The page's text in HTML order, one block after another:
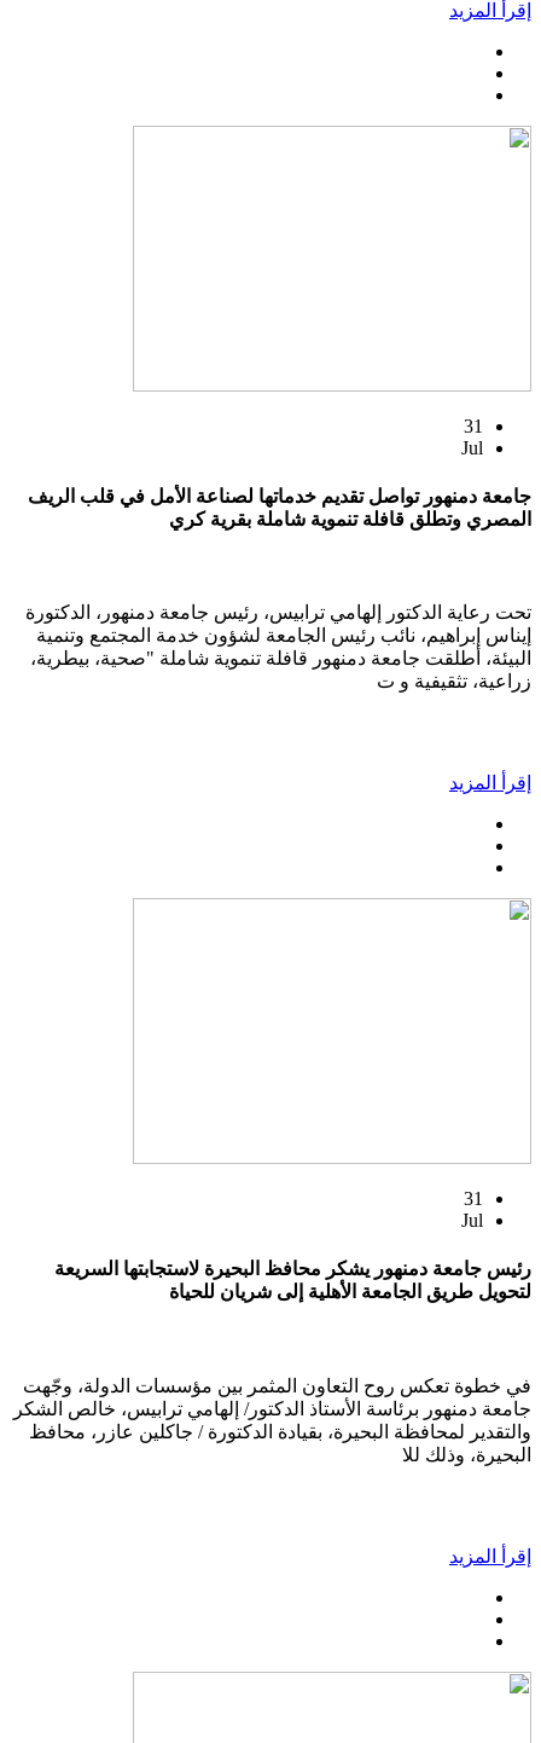
إقرأ المزيد
31
Jul
جامعة دمنهور تواصل تقديم خدماتها لصناعة الأمل في قلب الريف
المصري وتطلق قافلة تنموية شاملة بقرية كري
تحت رعاية الدكتور إلهامي ترابيس، رئيس جامعة دمنهور، الدكتورة
إيناس إبراهيم، نائب رئيس الجامعة لشؤون خدمة المجتمع وتنمية
البيئة، أطلقت جامعة دمنهور قافلة تنموية شاملة "صحية، بيطرية،
زراعية، تثقيفية و ت
إقرأ المزيد
31
Jul
رئيس جامعة دمنهور يشكر محافظ البحيرة لاستجابتها السريعة
لتحويل طريق الجامعة الأهلية إلى شريان للحياة
في خطوة تعكس روح التعاون المثمر بين مؤسسات الدولة، وجّهت
جامعة دمنهور برئاسة الأستاذ الدكتور/ إلهامي ترابيس، خالص الشكر
والتقدير لمحافظة البحيرة، بقيادة الدكتورة / جاكلين عازر، محافظ
البحيرة، وذلك للا
إقرأ المزيد